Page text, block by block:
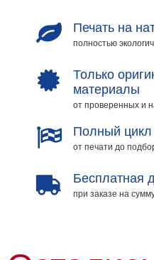
Печать на
полностью
Только
материалы
от проверенных и
Полный цикл
от печати до
Бесплатная
при заказе на